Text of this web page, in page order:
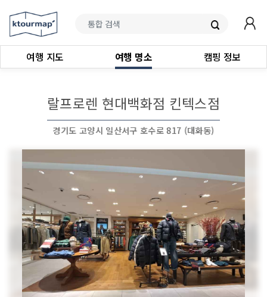
여행 지도 여행 명소 캠핑 정보
랄프로렌 현대백화점 킨텍스점
경기도 고양시 일산서구 호수로 817 (대화동)